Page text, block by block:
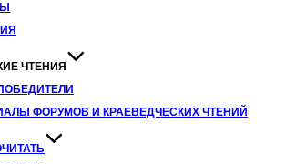
ЧТЕНИЯ
ФОРУМОВ И КРАЕВЕДЧЕСКИХ ЧТЕНИЙ